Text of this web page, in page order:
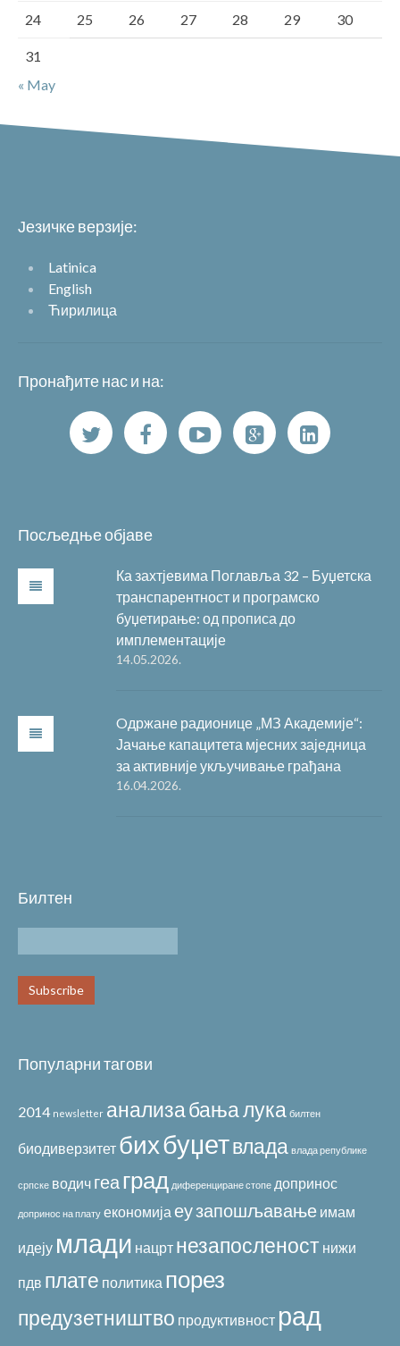
24 25 26 27 28 29 30
31
« May
Језичке верзије:
Latinica
English
Ћирилица
Пронађите нас и на:
Посљедње објаве
Ка захтјевима Поглавља 32 – Буџетска
транспарентност и програмско
буџетирање: од прописа до
имплементације
14.05.2026.
Oдржане радионице „МЗ Академије“:
Јачање капацитета мјесних заједница
за активније укључивање грађана
16.04.2026.
Билтен
Популарни тагови
2014 newsletter анализабања лука билтен
биодиверзитет бихбуџетвлада влада републике
српске водич геаград диференциране стопе допринос
допринос на плату економија еузапошљавање имам
идеју млади нацрт незапосленост нижи
пдв плате политика порез
предузетништво продуктивност рад